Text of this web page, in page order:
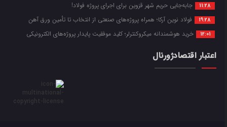
11:28 جابه‌جایی حریم شهر قزوین برای اجرای پروژه فولاد!
19:28 فولاد نوین آرکا؛ همراه پروژه‌های صنعتی از انتخاب تا تأمین ورق آهن
12:01 خرید هوشمندانه میکروکنترلر؛ کلید موفقیت پایدار پروژه‌های الکترونیکی
اعتبار اقتصادژورنال